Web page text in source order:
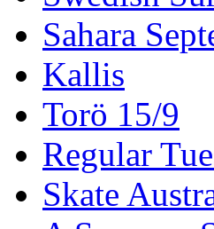
Sahara
Kallis
Torö 15/9
Regular
Skate